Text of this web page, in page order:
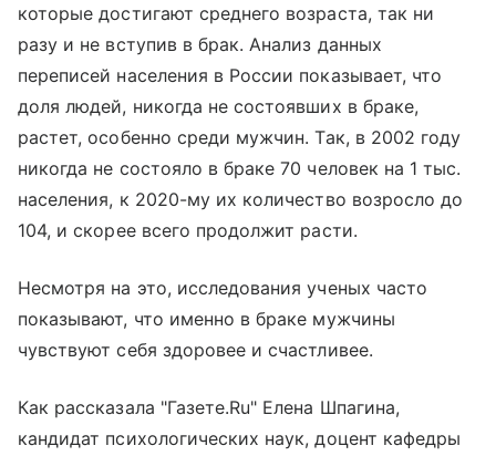
которые достигают среднего возраста, так ни
разу и не вступив в брак. Анализ данных
переписей населения в России показывает, что
доля людей, никогда не состоявших в браке,
растет, особенно среди мужчин. Так, в 2002 году
никогда не состояло в браке 70 человек на 1 тыс.
населения, к 2020-му их количество возросло до
104, и скорее всего продолжит расти.
Несмотря на это, исследования ученых часто
показывают, что именно в браке мужчины
чувствуют себя здоровее и счастливее.
Как рассказала "Газете.Ru" Елена Шпагина,
кандидат психологических наук, доцент кафедры